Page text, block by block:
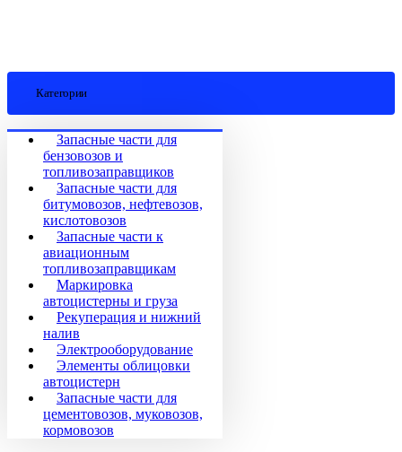
Категории
Запасные части для
бензовозов и
топливозаправщиков
Запасные части для
битумовозов, нефтевозов,
кислотовозов
Запасные части к
авиационным
топливозаправщикам
Маркировка
автоцистерны и груза
Рекуперация и нижний
налив
Электрооборудование
Элементы облицовки
автоцистерн
Запасные части для
цементовозов, муковозов,
кормовозов